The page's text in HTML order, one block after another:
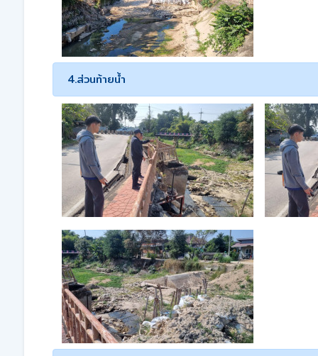
4.ส่วนท้ายน้ำ